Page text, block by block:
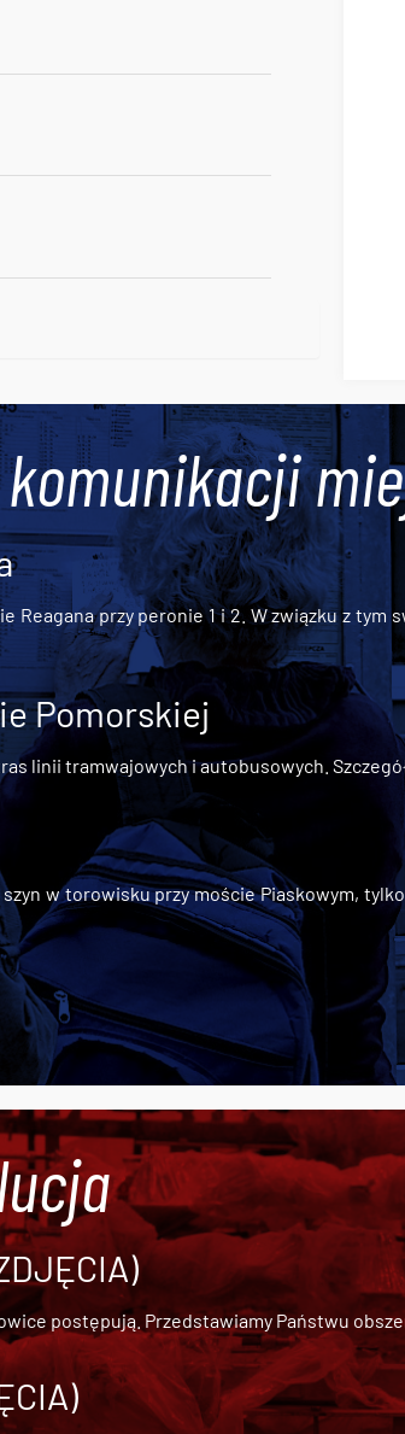
przy peronie 1 i 2. W związku z tym
Pomorskiej
linii tramwajowych i autobusowych.
w torowisku przy moście Piaskowym,
postępują. Przedstawiamy Państwu